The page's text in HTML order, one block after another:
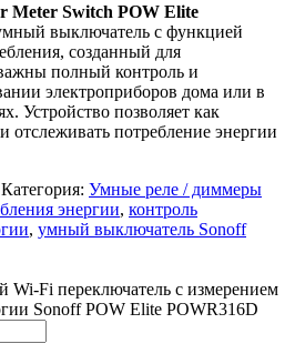
Meter Switch POW Elite
выключатель с функцией
созданный для
полный контроль и
электроприборов дома или в
Устройство позволяет как
отслеживать потребление энергии
Категория: Умные реле / диммеры
энергии, контроль
, умный выключатель Sonoff
Wi-Fi переключатель с измерением
Sonoff POW Elite POWR316D